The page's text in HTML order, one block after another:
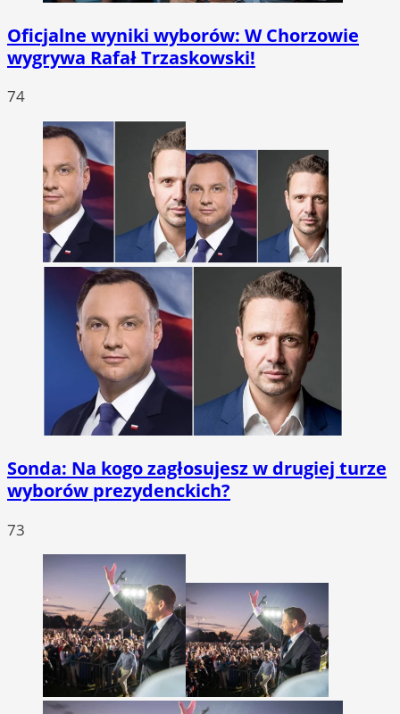
Oficjalne wyniki wyborów: W Chorzowie
wygrywa Rafał Trzaskowski!
74
Sonda: Na kogo zagłosujesz w drugiej turze
wyborów prezydenckich?
73